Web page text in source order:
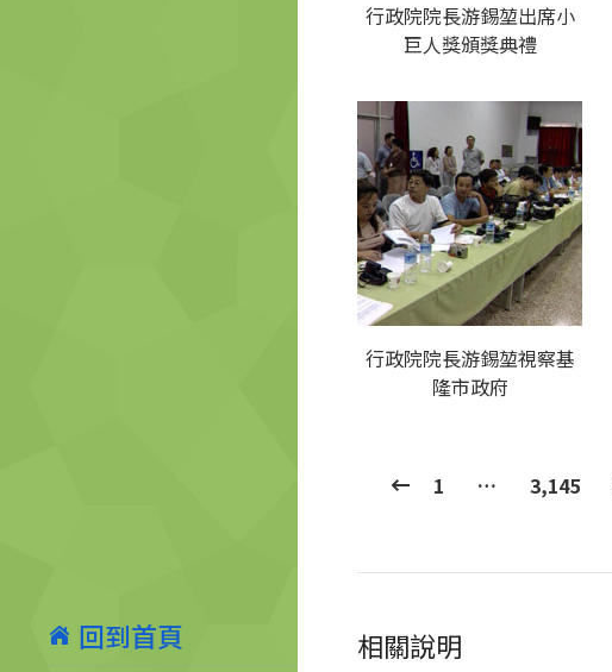
回到首頁
行政院院長游錫堃出席小
巨人獎頒獎典禮
行政院院長游錫堃視察基
隆市政府
1 … 3,145
相關說明